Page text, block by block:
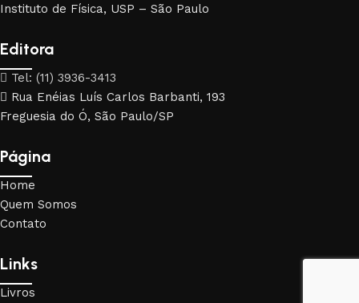
Instituto de Física, USP – São Paulo
Editora
Tel: (11) 3936-3413
Rua Enéias Luís Carlos Barbanti, 193
Freguesia do Ó, São Paulo/SP
Página
Home
Quem Somos
Contato
Links
Livros